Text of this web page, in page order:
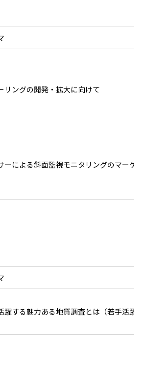
リングの開発・拡大に向けて
ーによる斜面監視モニタリングのマーケ
躍する魅力ある地質調査とは（若手活躍